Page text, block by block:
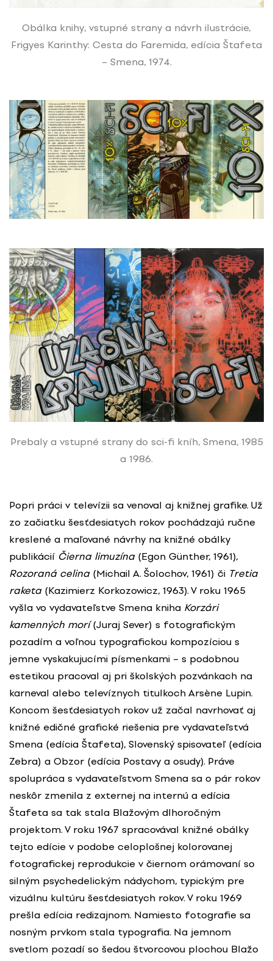
Obálka knihy, vstupné strany a návrh ilustrácie,
Frigyes Karinthy: Cesta do Faremida, edícia Štafeta
– Smena, 1974.
Prebaly a vstupné strany do sci-fi kníh, Smena, 1985
a 1986.
Popri práci v televízii sa venoval aj knižnej grafike. Už
zo začiatku šesťdesiatych rokov pochádzajú ručne
kreslené a maľované návrhy na knižné obálky
publikácií Čierna limuzína(Egon Günther, 1961),
Rozoraná celina(Michail A. Šolochov, 1961) či Tretia
raketa(Kazimierz Korkozowicz, 1963). V roku 1965
vyšla vo vydavateľstve Smena kniha Korzári
kamenných morí(Juraj Sever) s fotografickým
pozadím a voľnou typografickou kompozíciou s
jemne vyskakujucími písmenkami – s podobnou
estetikou pracoval aj pri školských pozvánkach na
karneval alebo televíznych titulkoch Arsène Lupin.
Koncom šesťdesiatych rokov už začal navrhovať aj
knižné edičné grafické riešenia pre vydavateľstvá
Smena (edícia Štafeta), Slovenský spisovateľ (edícia
Zebra) a Obzor (edícia Postavy a osudy). Práve
spolupráca s vydavateľstvom Smena sa o pár rokov
neskôr zmenila z externej na internú a edícia
Štafeta sa tak stala Blažovým dlhoročným
projektom. V roku 1967 spracovával knižné obálky
tejto edície v podobe celoplošnej kolorovanej
fotografickej reprodukcie v čiernom orámovaní so
silným psychedelickým nádychom, typickým pre
vizuálnu kultúru šesťdesiatych rokov. V roku 1969
prešla edícia redizajnom. Namiesto fotografie sa
nosným prvkom stala typografia. Na jemnom
svetlom pozadí so šedou štvorcovou plochou Blažo